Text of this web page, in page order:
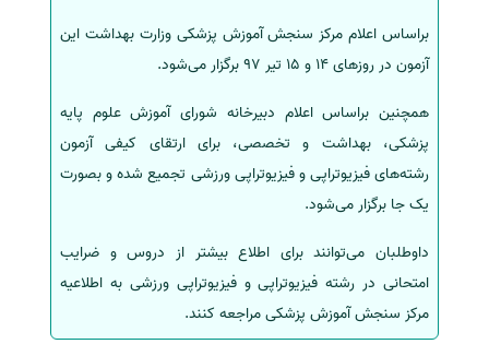
سفارش انگیزه‌نامه‌SOP
براساس اعلام مرکز سنجش آموزش پزشکی وزارت بهداشت این
آزمون در روزهای 14 و 15 تیر 97 برگزار می‌شود.
همچنین براساس اعلام دبیرخانه شورای آموزش علوم پایه
پزشکی، بهداشت و تخصصی، برای ارتقای کیفی آزمون
رشته‌های فیزیوتراپی و فیزیوتراپی ورزشی تجمیع شده و بصورت
یک جا برگزار می‌شود.
داوطلبان می‌توانند برای اطلاع بیشتر از دروس و ضرایب
امتحانی در رشته فیزیوتراپی و فیزیوتراپی ورزشی به اطلاعیه
مرکز سنجش آموزش پزشکی مراجعه کنند.